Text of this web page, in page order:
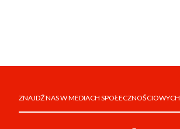
ZNAJDŹ NAS W MEDIACH SPOŁECZNOŚCIOWYCH